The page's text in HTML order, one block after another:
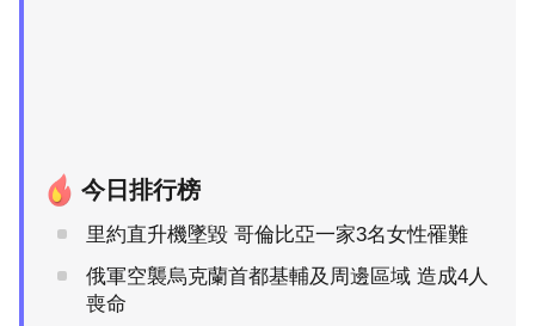
今日排行榜
里約直升機墜毀 哥倫比亞一家3名女性罹難
俄軍空襲烏克蘭首都基輔及周邊區域 造成4人
喪命